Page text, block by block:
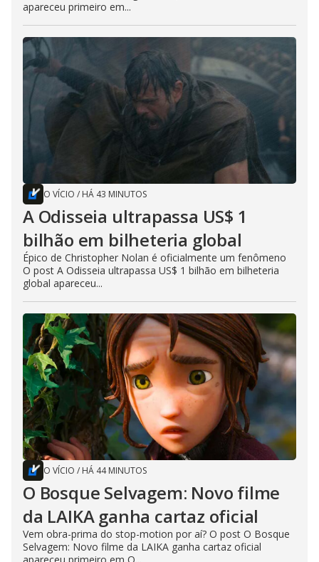
apareceu primeiro em...
O VÍCIO / HÁ 43 MINUTOS
A Odisseia ultrapassa US$ 1
bilhão em bilheteria global
Épico de Christopher Nolan é oficialmente um fenômeno
O post A Odisseia ultrapassa US$ 1 bilhão em bilheteria
global apareceu...
O VÍCIO / HÁ 44 MINUTOS
O Bosque Selvagem: Novo filme
da LAIKA ganha cartaz oficial
Vem obra-prima do stop-motion por aí? O post O Bosque
Selvagem: Novo filme da LAIKA ganha cartaz oficial